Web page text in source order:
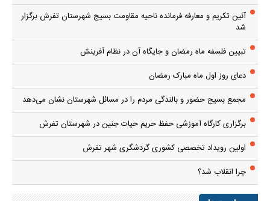
آئین تکریم و معارفه فرمانده ناحیه مقاومت بسیج شهرستان تفرش برگزار
شد
تبیین فلسفه ماه رمضان و جایگاه آن در نظام آفرینش
دعای روز اول ماه مبارک رمضان
مجمع بسیج حضور و بالندگی مردم را در مسائل شهرستان نشان می‌دهد
برگزاری کارگاه آموزشی حفظ حریم حیات جنین در شهرستان تفرش
اولین رویداد تخصصی کشوری گردشگری شهر تفرش
چرا انقلاب شد؟